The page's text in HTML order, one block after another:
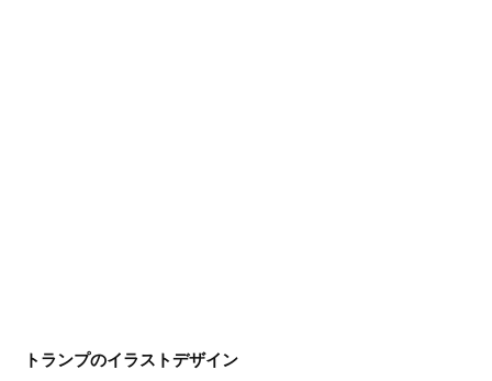
トランプのイラストデザイン